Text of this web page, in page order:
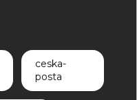
ceska-
posta